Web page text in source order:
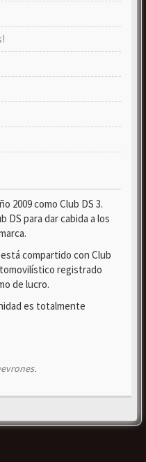
2009 como Club DS 3.
DS para dar cabida a los
compartido con Club
registrado
de lucro.
es totalmente